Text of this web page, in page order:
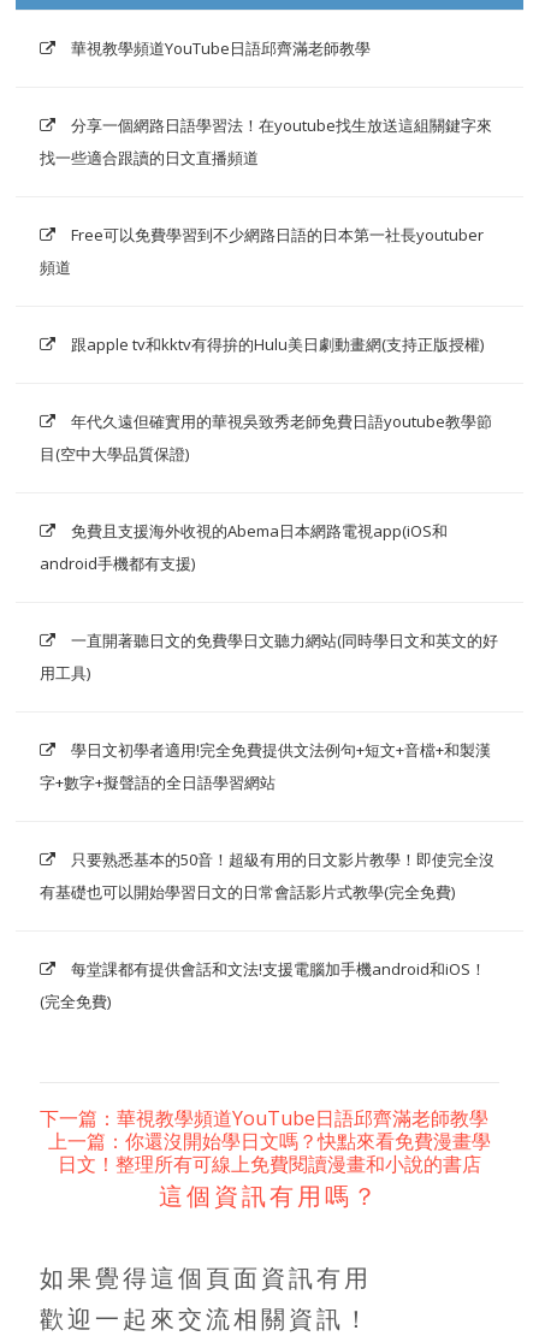
華視教學頻道YouTube日語邱齊滿老師教學
分享一個網路日語學習法！在youtube找生放送這組關鍵字來
找一些適合跟讀的日文直播頻道
Free可以免費學習到不少網路日語的日本第一社長youtuber
頻道
跟apple tv和kktv有得拚的Hulu美日劇動畫網(支持正版授權)
年代久遠但確實用的華視吳致秀老師免費日語youtube教學節
目(空中大學品質保證)
免費且支援海外收視的Abema日本網路電視app(iOS和
android手機都有支援)
一直開著聽日文的免費學日文聽力網站(同時學日文和英文的好
用工具)
學日文初學者適用!完全免費提供文法例句+短文+音檔+和製漢
字+數字+擬聲語的全日語學習網站
只要熟悉基本的50音！超級有用的日文影片教學！即使完全沒
有基礎也可以開始學習日文的日常會話影片式教學(完全免費)
每堂課都有提供會話和文法!支援電腦加手機android和iOS！
(完全免費)
下一篇：華視教學頻道YouTube日語邱齊滿老師教學
上一篇：你還沒開始學日文嗎？快點來看免費漫畫學
日文！整理所有可線上免費閱讀漫畫和小說的書店
這個資訊有用嗎？
如果覺得這個頁面資訊有用
歡迎一起來交流相關資訊！